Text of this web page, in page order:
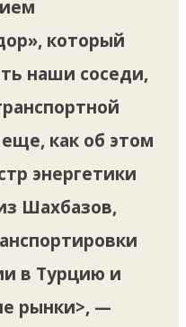
который
наши соседи,
как об этом
энергетики
Шахбазов,
в Турцию и
рынки>, —